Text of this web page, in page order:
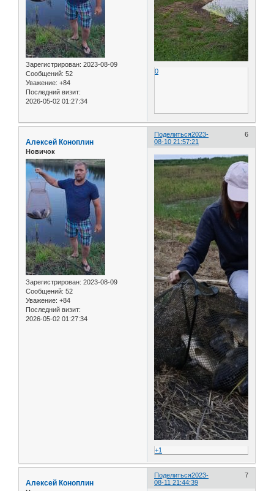
Зарегистрирован: 2023-08-09
Сообщений: 52
Уважение: +84
Последний визит:
2026-05-02 01:27:34
0
Поделиться 6
2023-
08-10 21:57:21
Алексей Коноплин
Новичок
Зарегистрирован: 2023-08-09
Сообщений: 52
Уважение: +84
Последний визит:
2026-05-02 01:27:34
+1
Поделиться 7
2023-
08-11 21:44:39
Алексей Коноплин